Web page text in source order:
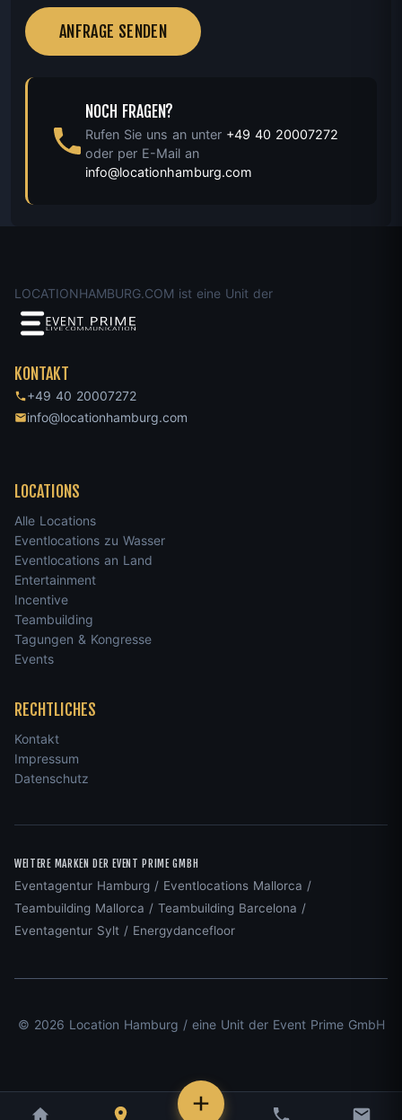
ANFRAGE SENDEN
NOCH FRAGEN?
Rufen Sie uns an unter +49 40 20007272
oder per E-Mail an
info@locationhamburg.com
LOCATIONHAMBURG.COM ist eine Unit der
KONTAKT
+49 40 20007272
info@locationhamburg.com
LOCATIONS
Alle Locations
Eventlocations zu Wasser
Eventlocations an Land
Entertainment
Incentive
Teambuilding
Tagungen & Kongresse
Events
RECHTLICHES
Kontakt
Impressum
Datenschutz
WEITERE MARKEN DER EVENT PRIME GMBH
Eventagentur Hamburg / Eventlocations Mallorca /
Teambuilding Mallorca / Teambuilding Barcelona /
Eventagentur Sylt / Energydancefloor
© 2026 Location Hamburg / eine Unit der Event Prime GmbH